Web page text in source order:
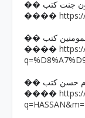
جنت کتب
����
کتب
����
حسن کتب
����